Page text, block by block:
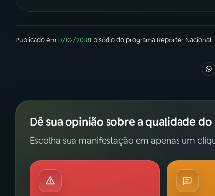
Publicado em17/02/2018Episódiodo programa Repórter Nacional
Dê sua opinião sobre a qualidade
Escolha sua manifestação em apenas um